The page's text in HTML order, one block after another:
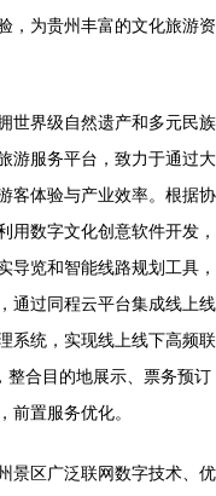
，为贵州丰富的文化旅游资
世界级自然遗产和多元民族
游服务平台，致力于通过大
客体验与产业效率。根据协
用数字文化创意软件开发，
导览和智能线路规划工具，
通过同程云平台集成线上线
系统，实现线上线下高频联
整合目的地展示、票务预订
前置服务优化。
景区广泛联网数字技术、优